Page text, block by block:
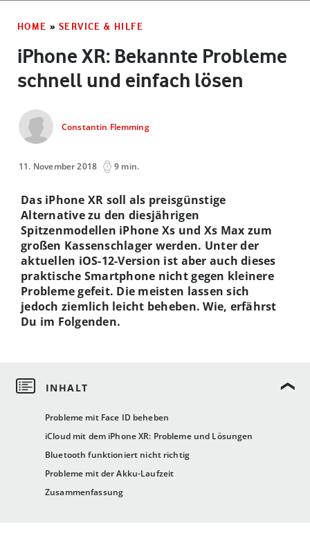
HOME » SERVICE & HILFE
iPhone XR: Bekannte Probleme
schnell und einfach lösen
Constantin Flemming
11. November 2018 9 min.
Probleme mit Face ID beheben
iCloud mit dem iPhone XR: Probleme und Lösungen
Bluetooth funktioniert nicht richtig
Probleme mit der Akku-Laufzeit
Zusammenfassung
Das iPhone XR soll als preisgünstige
Alternative zu den diesjährigen
Spitzenmodellen iPhone Xs und Xs Max zum
großen Kassenschlager werden. Unter der
aktuellen iOS-12-Version ist aber auch dieses
praktische Smartphone nicht gegen kleinere
Probleme gefeit. Die meisten lassen sich
jedoch ziemlich leicht beheben. Wie, erfährst
Du im Folgenden.